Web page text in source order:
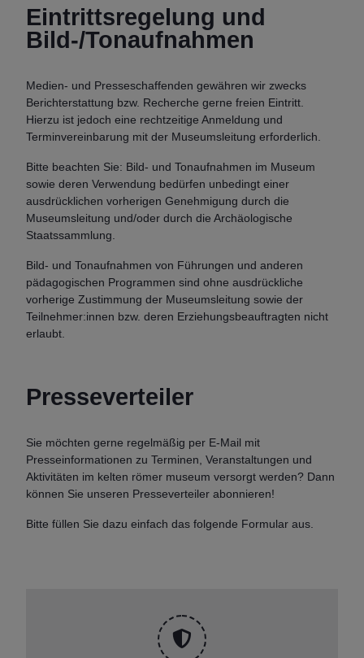
Eintrittsregelung und
Bild-/Tonaufnahmen
Medien- und Presseschaffenden gewähren wir zwecks
Berichterstattung bzw. Recherche gerne freien Eintritt.
Hierzu ist jedoch eine rechtzeitige Anmeldung und
Terminvereinbarung mit der Museumsleitung erforderlich.
Bitte beachten Sie: Bild- und Tonaufnahmen im Museum
sowie deren Verwendung bedürfen unbedingt einer
ausdrücklichen vorherigen Genehmigung durch die
Museumsleitung und/oder durch die Archäologische
Staatssammlung.
Bild- und Tonaufnahmen von Führungen und anderen
pädagogischen Programmen sind ohne ausdrückliche
vorherige Zustimmung der Museumsleitung sowie der
Teilnehmer:innen bzw. deren Erziehungsbeauftragten nicht
erlaubt.
Presseverteiler
Sie möchten gerne regelmäßig per E-Mail mit
Presseinformationen zu Terminen, Veranstaltungen und
Aktivitäten im kelten römer museum versorgt werden? Dann
können Sie unseren Presseverteiler abonnieren!
Bitte füllen Sie dazu einfach das folgende Formular aus.